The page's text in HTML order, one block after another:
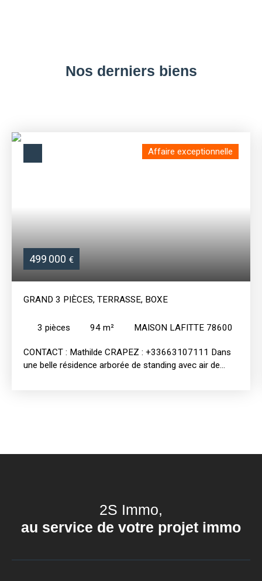
Nos derniers biens
499 000 €
Affaire exceptionnelle
GRAND 3 PIÈCES, TERRASSE, BOXE
3 pièces 94 m² MAISON LAFITTE 78600
CONTACT : Mathilde CRAPEZ : +33663107111 Dans
une belle résidence arborée de standing avec air de
une terrasse de 14 m2 plein SUD, deux belles chambres
Chauffage et eau chaude collectifs (compris dans les
charges). Un box et une cave au sous-sol complètent
ce bien. Les points forts de cet appartement : les
2S Immo,
au service de votre projet immo